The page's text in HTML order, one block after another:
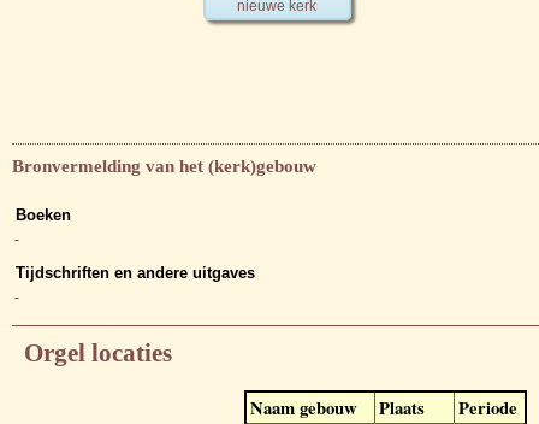
nieuwe kerk
Bronvermelding van het (kerk)gebouw
Boeken
-
Tijdschriften en andere uitgaves
-
Orgel locaties
Naam gebouw Plaats Periode